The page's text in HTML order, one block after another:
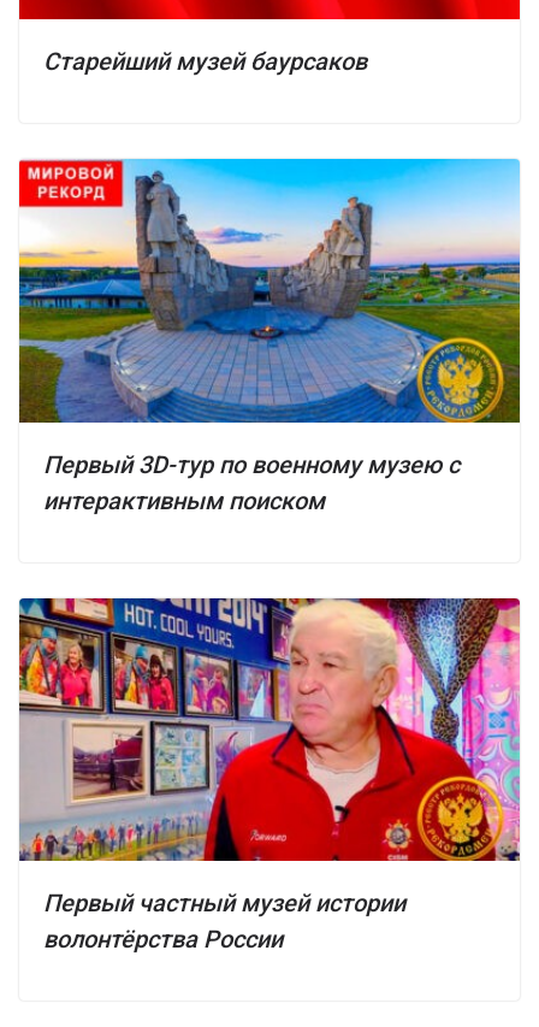
Старейший музей баурсаков
Первый 3D-тур по военному музею с
интерактивным поиском
Первый частный музей истории
волонтёрства России